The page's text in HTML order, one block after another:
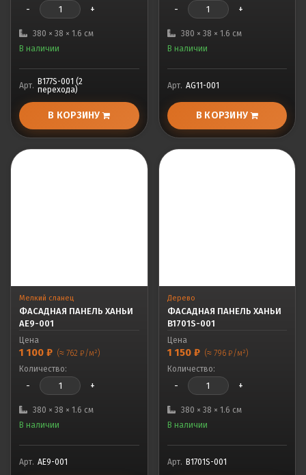
- +
380 × 38 × 1.6 см
В наличии
Арт. B177S-001 (2
перехода)
В КОРЗИНУ
- +
380 × 38 × 1.6 см
В наличии
Арт. AG11-001
В КОРЗИНУ
Мелкий сланец
ФАСАДНАЯ ПАНЕЛЬ ХАНЬИ
AE9-001
Цена
1 100 ₽ (≈ 762 ₽/м²)
Количество:
- +
380 × 38 × 1.6 см
В наличии
Арт. AE9-001
Дерево
ФАСАДНАЯ ПАНЕЛЬ ХАНЬИ
B1701S-001
Цена
1 150 ₽ (≈ 796 ₽/м²)
Количество:
- +
380 × 38 × 1.6 см
В наличии
Арт. B1701S-001